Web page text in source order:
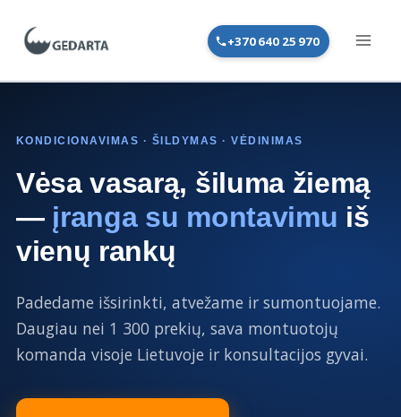
+370 640 25 970
KONDICIONAVIMAS · ŠILDYMAS · VĖDINIMAS
Vėsa vasarą, šiluma žiemą
— įranga su montavimu iš
vienų rankų
Padedame išsirinkti, atvežame ir sumontuojame.
Daugiau nei 1 300 prekių, sava montuotojų
komanda visoje Lietuvoje ir konsultacijos gyvai.